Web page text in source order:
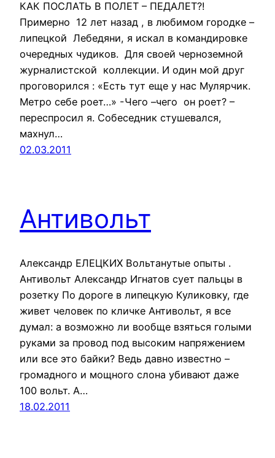
КАК ПОСЛАТЬ В ПОЛЕТ – ПЕДАЛЕТ?!
Примерно 12 лет назад , в любимом городке –
липецкой Лебедяни, я искал в командировке
очередных чудиков. Для своей черноземной
журналистской коллекции. И один мой друг
проговорился : «Есть тут еще у нас Мулярчик.
Метро себе роет…» -Чего –чего он роет? –
переспросил я. Собеседник стушевался,
махнул…
02.03.2011
Антивольт
Александр ЕЛЕЦКИХ Вольтанутые опыты .
Антивольт Александр Игнатов сует пальцы в
розетку По дороге в липецкую Куликовку, где
живет человек по кличке Антивольт, я все
думал: а возможно ли вообще взяться голыми
руками за провод под высоким напряжением
или все это байки? Ведь давно известно –
громадного и мощного слона убивают даже
100 вольт. А…
18.02.2011